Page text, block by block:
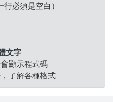
必須是空白）
文字
顯示程式碼
了解各種格式